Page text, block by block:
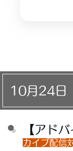
10月24日
【アド
カイブ配信